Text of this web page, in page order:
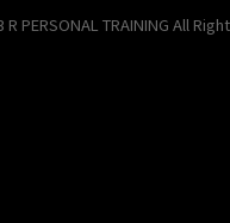
R PERSONAL TRAINING All